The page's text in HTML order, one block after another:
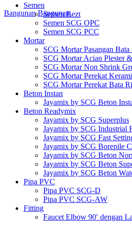
Bangunan Bangunan
Semen
Semen Bezt
Semen SCG OPC
Semen SCG PCC
Mortar
SCG Mortar Pasangan Bata
SCG Mortar Acian Plester
SCG Mortar Non Shrink
SCG Mortar Perekat
SCG Mortar Perekat Bata
Beton Instan
Jayamix by SCG Beton
Beton Readymix
Jayamix by SCG Superplus
Jayamix by SCG Industrial
Jayamix by SCG Fast
Jayamix by SCG Borepile
Jayamix by SCG Beton
Jayamix by SCG Beton
Jayamix by SCG Beton
Pipa PVC
Pipa PVC SCG-D
Pipa PVC SCG-AW
Fitting
Faucet Elbow 90′ dengan